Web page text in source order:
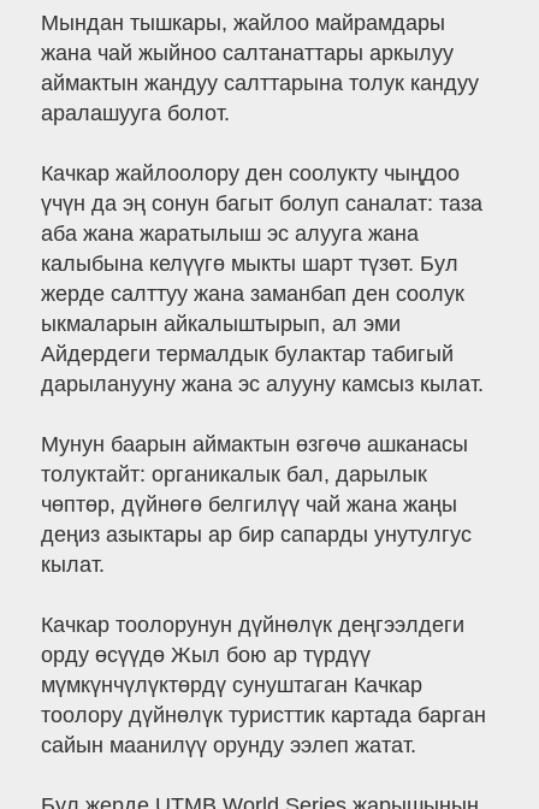
Мындан тышкары, жайлоо майрамдары
жана чай жыйноо салтанаттары аркылуу
аймактын жандуу салттарына толук кандуу
аралашууга болот.
Качкар жайлоолору ден соолукту чыңдоо
үчүн да эң сонун багыт болуп саналат: таза
аба жана жаратылыш эс алууга жана
калыбына келүүгө мыкты шарт түзөт. Бул
жерде салттуу жана заманбап ден соолук
ыкмаларын айкалыштырып, ал эми
Айдердеги термалдык булактар табигый
дарыланууну жана эс алууну камсыз кылат.
Мунун баарын аймактын өзгөчө ашканасы
толуктайт: органикалык бал, дарылык
чөптөр, дүйнөгө белгилүү чай жана жаңы
деңиз азыктары ар бир сапарды унутулгус
кылат.
Качкар тоолорунун дүйнөлүк деңгээлдеги
орду өсүүдө Жыл бою ар түрдүү
мүмкүнчүлүктөрдү сунуштаган Качкар
тоолору дүйнөлүк туристтик картада барган
сайын маанилүү орунду ээлеп жатат.